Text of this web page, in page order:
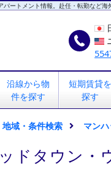
ートメント情報。赴任・転勤など海
沿線から物
件を探す
短期賃貸を
探す
地域・条件検索 マン
ドタウン・